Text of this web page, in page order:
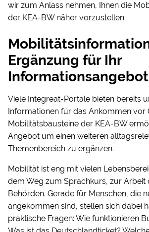
wir zum Anlass nehmen, Ihnen die
der KEA-BW näher vorzustellen.
Ergänzung für Ihr
Informationsangebot
Viele Integreat-Portale bieten bereits
Informationen für das Ankommen vor
Mobilitätsbausteine der KEA-BW
Angebot um einen weiteren
Themenbereich zu ergänzen.
Mobilität ist eng mit vielen
dem Weg zum Sprachkurs, zur Arbeit
Behörden. Gerade für Menschen, die
angekommen sind, stellen sich dabei
praktische Fragen: Wie funktionieren